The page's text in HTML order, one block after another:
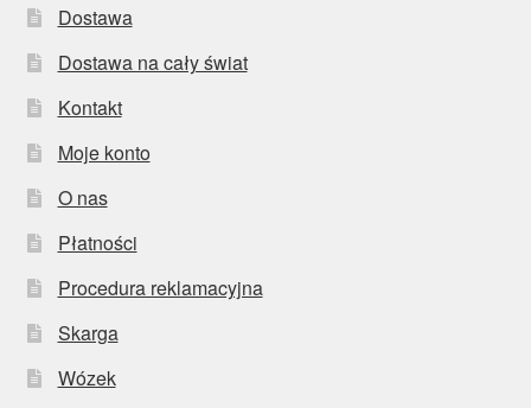
Dostawa
Dostawa na cały świat
Kontakt
Moje konto
O nas
Płatności
Procedura reklamacyjna
Skarga
Wózek